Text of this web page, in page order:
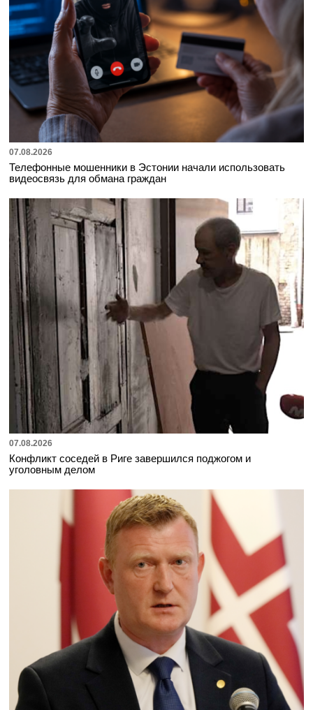
07.08.2026
Телефонные мошенники в Эстонии начали использовать
видеосвязь для обмана граждан
07.08.2026
Конфликт соседей в Риге завершился поджогом и
уголовным делом